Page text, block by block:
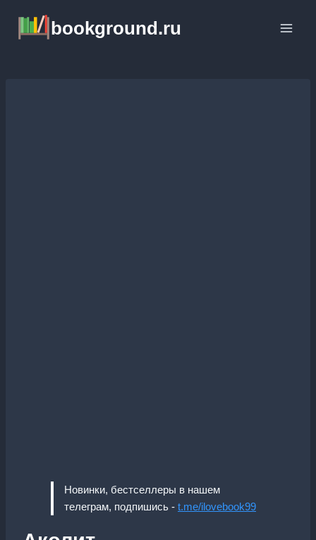
содержимому
bookground.ru
Новинки, бестселлеры в нашем
телеграм, подпишись - t.me/ilovebook99